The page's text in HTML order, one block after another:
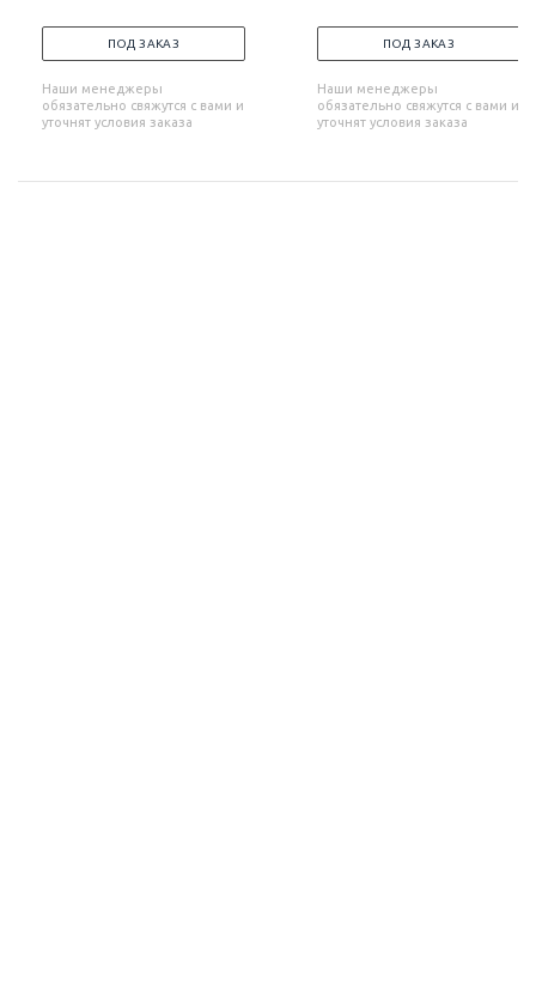
ПОД ЗАКАЗ
Наши менеджеры
обязательно свяжутся с вами и
уточнят условия заказа
ПОД ЗАКАЗ
Наши менеджеры
обязательно свяжутся с вами и
уточнят условия заказа